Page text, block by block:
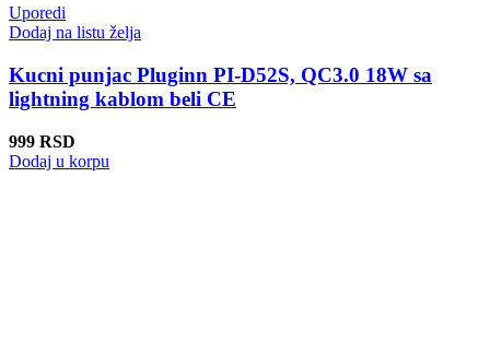
Uporedi
Dodaj na listu želja
Kucni punjac Pluginn PI-D52S, QC3.0 18W sa
lightning kablom beli CE
999 RSD
Dodaj u korpu